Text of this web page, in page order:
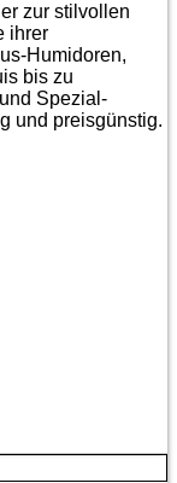
zur stilvollen
ihrer
Humidoren,
bis zu
Spezial-
und preisgünstig.